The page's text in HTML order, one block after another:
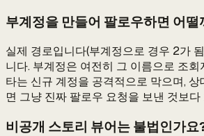
부계정을 만들어 팔로우하면 어떨
실제 경로입니다(부계정으로 경우 2가
니다. 부계정은 여전히 그 이름으로 조회
타는 신규 계정을 공격적으로 막으며,
면 그냥 진짜 팔로우 요청을 보낸 것보
비공개 스토리 뷰어는 불법인가요